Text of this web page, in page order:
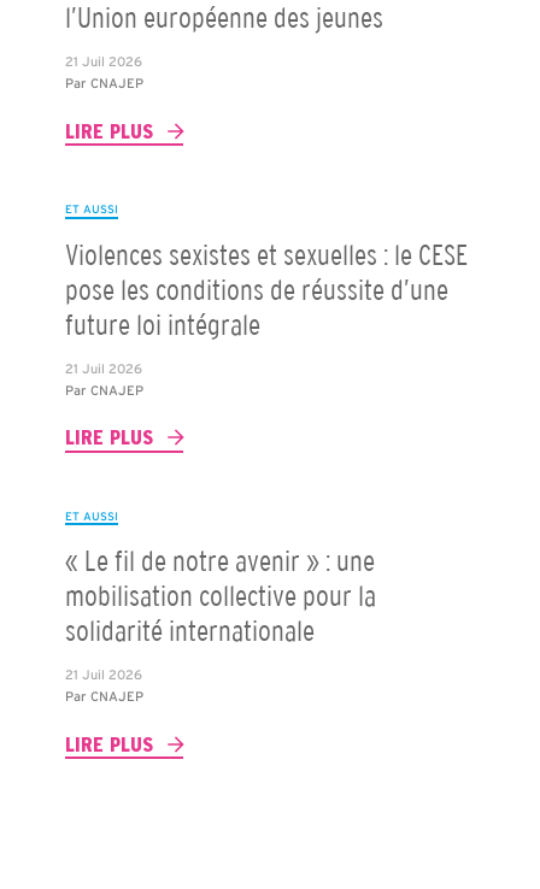
l’Union européenne des jeunes
21 Juil 2026
Par CNAJEP
LIRE PLUS
ET AUSSI
Violences sexistes et sexuelles : le CESE
pose les conditions de réussite d’une
future loi intégrale
21 Juil 2026
Par CNAJEP
LIRE PLUS
ET AUSSI
« Le fil de notre avenir » : une
mobilisation collective pour la
solidarité internationale
21 Juil 2026
Par CNAJEP
LIRE PLUS